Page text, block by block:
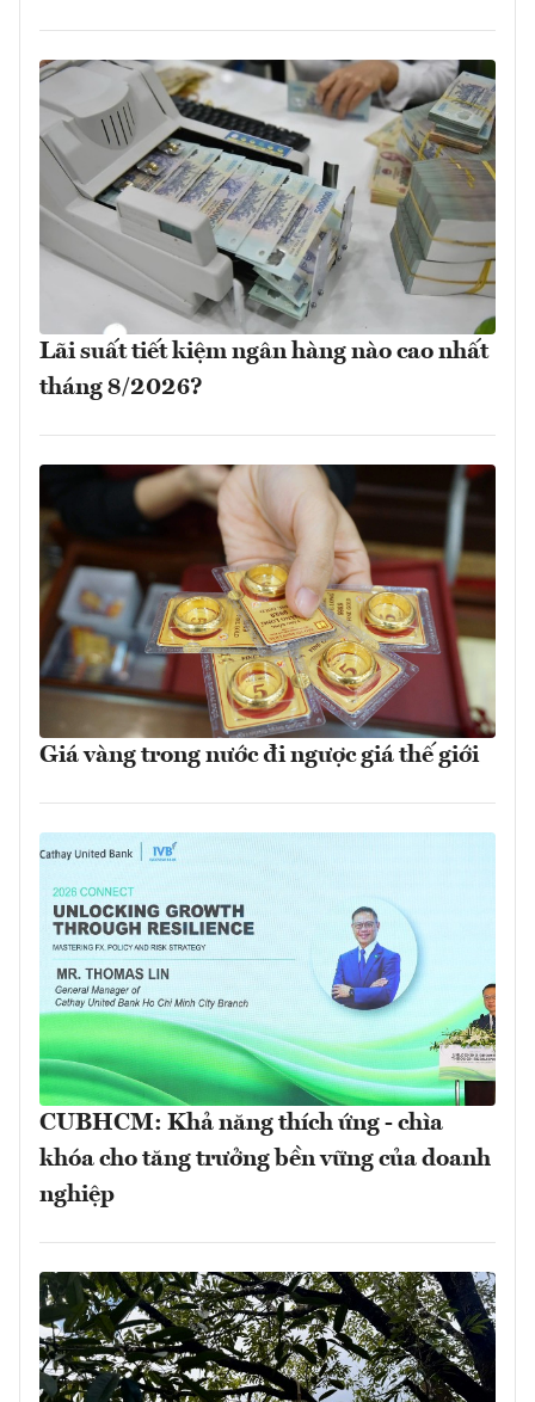
Lãi suất tiết kiệm ngân hàng nào cao nhất
tháng 8/2026?
Giá vàng trong nước đi ngược giá thế giới
CUBHCM: Khả năng thích ứng - chìa
khóa cho tăng trưởng bền vững của doanh
nghiệp